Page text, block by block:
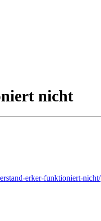
nicht
erker-funktioniert-nicht/